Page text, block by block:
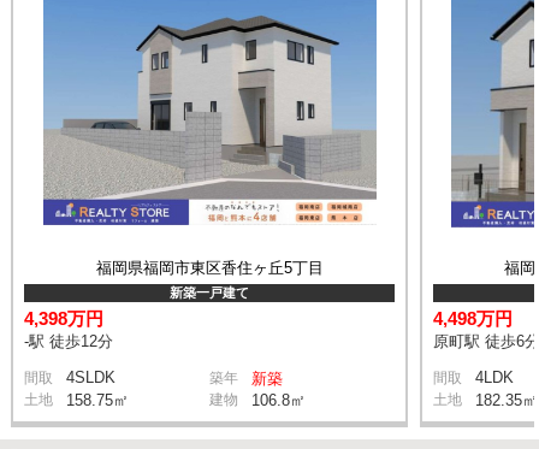
福岡県福岡市東区香住ヶ丘5丁目
新築一戸建て
4,398万円
-駅 徒歩12分
間取 4SLDK 築年 新築
土地 158.75㎡ 建物 106.8㎡
福岡
4,498万円
原町駅 徒歩6分
間取 4LDK
土地 182.35㎡